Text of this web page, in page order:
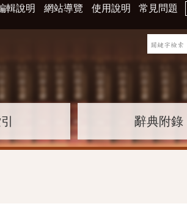
輯說明 網站導覽 使用說明 常見問題
辭典附錄